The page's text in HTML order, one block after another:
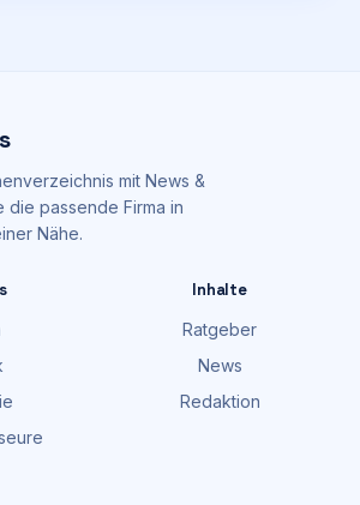
mit News &
die passende Firma in
Nähe.
Inhalte
Ratgeber
News
Redaktion